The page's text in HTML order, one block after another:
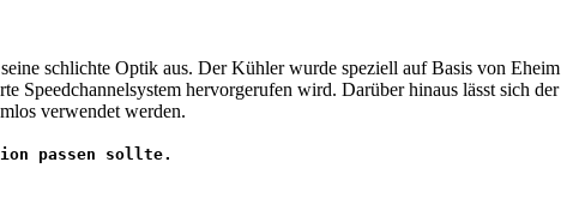
schlichte Optik aus. Der Kühler wurde speziell auf Basis von Eheim
Speedchannelsystem hervorgerufen wird. Darüber hinaus lässt sich der
verwendet werden.
passen sollte.